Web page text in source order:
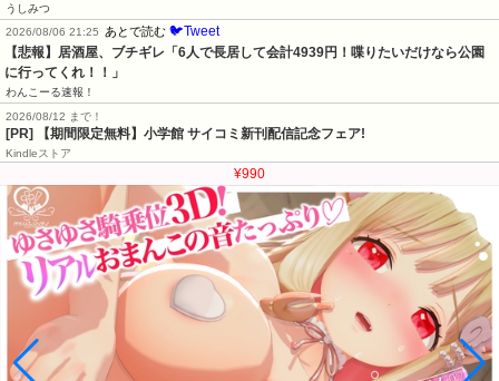
うしみつ
2026/08/06 21:25
あとで読む 🐦Tweet
【悲報】居酒屋、ブチギレ「6人で長居して会計4939円！喋りたいだけなら公園
に行ってくれ！！」
わんこーる速報！
2026/08/12 まで！
[PR] 【期間限定無料】小学館 サイコミ新刊配信記念フェア!
Kindleストア
¥990